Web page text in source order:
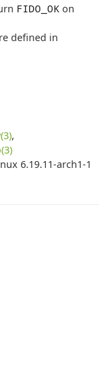
FIDO_OKon
defined in
,
6.19.11-arch1-1